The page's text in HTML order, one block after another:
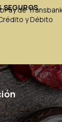
SEGUROS
de
y Débito